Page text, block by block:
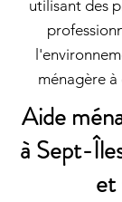
utilisant des
ménagère
Aide
à Sept-
et